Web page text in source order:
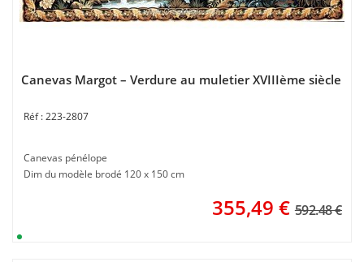
Canevas Margot – Verdure au muletier XVIIIème siècle
223-2807
Canevas pénélope
Dim du modèle brodé 120 x 150 cm
355,49 € 592.48 €